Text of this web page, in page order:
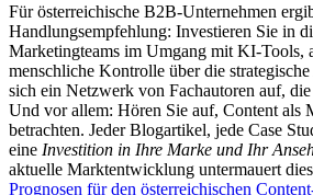
Für österreichische B2B-Unternehmen
Handlungsempfehlung: Investieren Sie in
Marketingteams im Umgang mit KI-Tools,
menschliche Kontrolle über die
sich ein Netzwerk von Fachautoren auf,
Und vor allem: Hören Sie auf, Content als
betrachten. Jeder Blogartikel, jede Case
eine Investition in Ihre Marke und Ihr
aktuelle Marktentwicklung untermauert
Prognosen für den österreichischen